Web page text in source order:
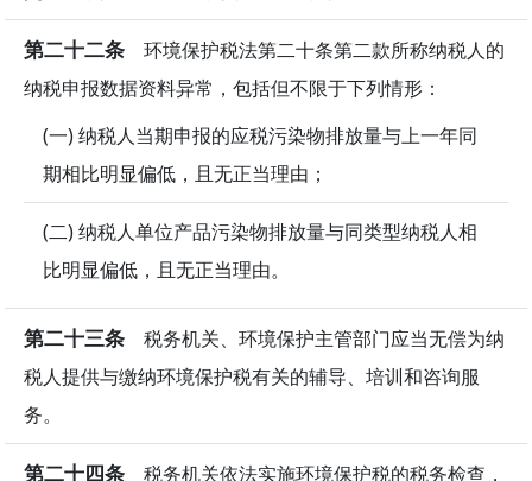
第二十二条 环境保护税法第二十条第二款所称纳税人的
纳税申报数据资料异常，包括但不限于下列情形：
(一) 纳税人当期申报的应税污染物排放量与上一年同
期相比明显偏低，且无正当理由；
(二) 纳税人单位产品污染物排放量与同类型纳税人相
比明显偏低，且无正当理由。
第二十三条 税务机关、环境保护主管部门应当无偿为纳
税人提供与缴纳环境保护税有关的辅导、培训和咨询服
务。
第二十四条 税务机关依法实施环境保护税的税务检查，